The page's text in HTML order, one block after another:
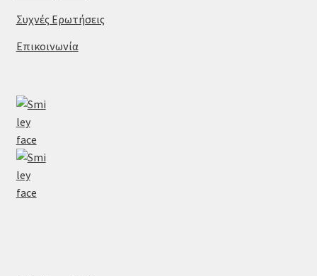
Συχνές Ερωτήσεις
Επικοινωνία